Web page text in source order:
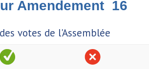
Amendement 16
votes de l'Assemblée